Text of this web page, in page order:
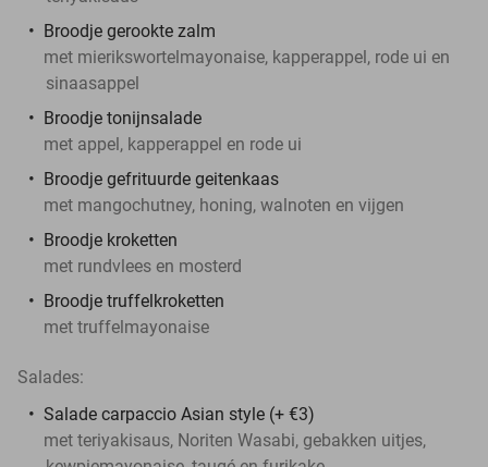
Broodje gerookte zalm
met mierikswortelmayonaise, kapperappel, rode ui en
sinaasappel
Broodje tonijnsalade
met appel, kapperappel en rode ui
Broodje gefrituurde geitenkaas
met mangochutney, honing, walnoten en vijgen
Broodje kroketten
met rundvlees en mosterd
Broodje truffelkroketten
met truffelmayonaise
Salades:
Salade carpaccio Asian style (+ €3)
met teriyakisaus, Noriten Wasabi, gebakken uitjes,